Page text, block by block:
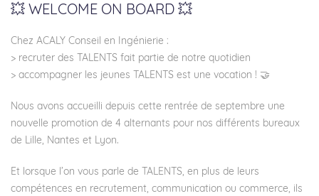
💥 WELCOME ON BOARD 💥
Chez ACALY Conseil en Ingénierie :
> recruter des TALENTS fait partie de notre quotidien
> accompagner les jeunes TALENTS est une vocation ! 🤝
Nous avons accueilli depuis cette rentrée de septembre une
nouvelle promotion de 4 alternants pour nos différents bureaux
de Lille, Nantes et Lyon.
Et lorsque l’on vous parle de TALENTS, en plus de leurs
compétences en recrutement, communication ou commerce, ils